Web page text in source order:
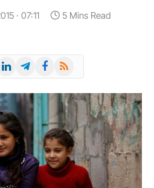
· 07:11 5 Mins Read
LinkedInTelegramFacebook
RSS